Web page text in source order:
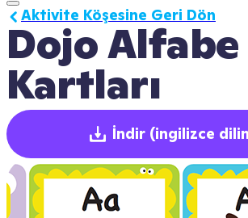
Dojo Alfabe
Kartları
Aktivite Köşesine Geri Dön
İndir (ingilizce